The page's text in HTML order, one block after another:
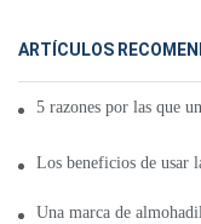
ARTÍCULOS
5 razones por las que
Los beneficios de usar
Una marca de